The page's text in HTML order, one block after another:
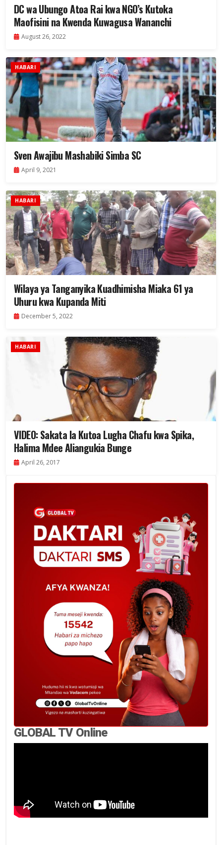
DC wa Ubungo Atoa Rai kwa NGO’s Kutoka
Maofisini na Kwenda Kuwagusa Wananchi
August 26, 2022
HABARI
Sven Awajibu Mashabiki Simba SC
April 9, 2021
HABARI
Wilaya ya Tanganyika Kuadhimisha Miaka 61 ya
Uhuru kwa Kupanda Miti
December 5, 2022
HABARI
VIDEO: Sakata la Kutoa Lugha Chafu kwa Spika,
Halima Mdee Aliangukia Bunge
April 26, 2017
GLOBAL TV Online